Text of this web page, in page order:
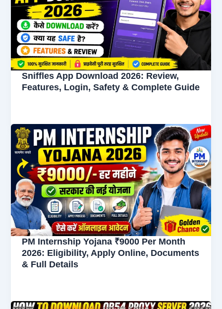
Sniffles App Download 2026: Review,
Features, Login, Safety & Complete Guide
PM Internship Yojana ₹9000 Per Month
2026: Eligibility, Apply Online, Documents
& Full Details